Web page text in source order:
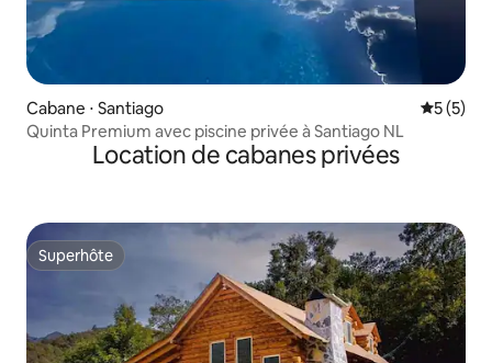
Cabane ⋅ Santiago
5 (5)
Quinta Premium avec piscine privée à Santiago NL
Location de cabanes privées
Superhôte
Superhôte